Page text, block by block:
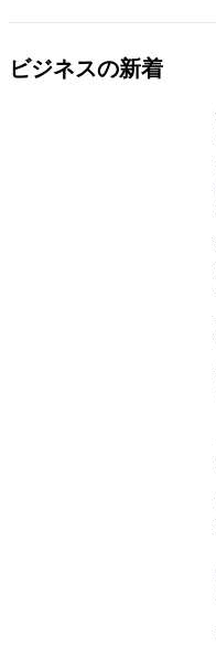
ビジネスの新着